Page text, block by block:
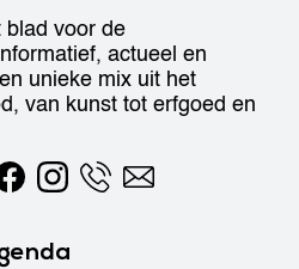
voor de
actueel en
unieke mix uit het
van kunst tot erfgoed en